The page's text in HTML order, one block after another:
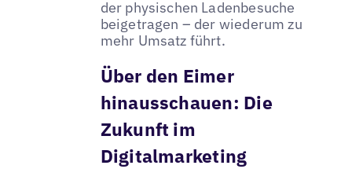
der physischen Ladenbesuche
beigetragen – der wiederum zu
mehr Umsatz führt.
Über den Eimer
hinausschauen: Die
Zukunft im
Digitalmarketing